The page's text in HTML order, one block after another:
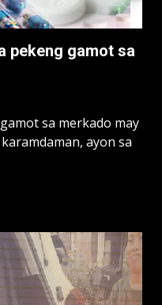
pekeng gamot sa
sa merkado may
ayon sa